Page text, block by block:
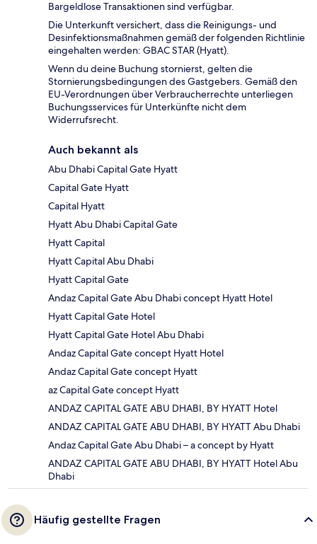
Bargeldlose Transaktionen sind verfügbar.
Die Unterkunft versichert, dass die Reinigungs- und
Desinfektionsmaßnahmen gemäß der folgenden Richtlinie
eingehalten werden: GBAC STAR (Hyatt).
Wenn du deine Buchung stornierst, gelten die
Stornierungsbedingungen des Gastgebers. Gemäß den
EU-Verordnungen über Verbraucherrechte unterliegen
Buchungsservices für Unterkünfte nicht dem
Widerrufsrecht.
Auch bekannt als
Abu Dhabi Capital Gate Hyatt
Capital Gate Hyatt
Capital Hyatt
Hyatt Abu Dhabi Capital Gate
Hyatt Capital
Hyatt Capital Abu Dhabi
Hyatt Capital Gate
Andaz Capital Gate Abu Dhabi concept Hyatt Hotel
Hyatt Capital Gate Hotel
Hyatt Capital Gate Hotel Abu Dhabi
Andaz Capital Gate concept Hyatt Hotel
Andaz Capital Gate concept Hyatt
az Capital Gate concept Hyatt
ANDAZ CAPITAL GATE ABU DHABI, BY HYATT Hotel
ANDAZ CAPITAL GATE ABU DHABI, BY HYATT Abu Dhabi
Andaz Capital Gate Abu Dhabi – a concept by Hyatt
ANDAZ CAPITAL GATE ABU DHABI, BY HYATT Hotel Abu
Dhabi
Häufig gestellte Fragen